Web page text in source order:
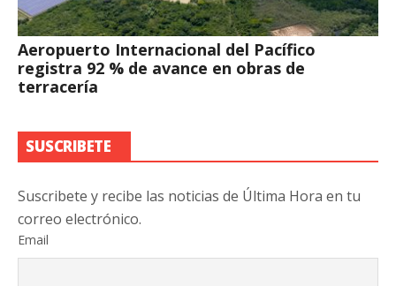
Aeropuerto Internacional del Pacífico
registra 92 % de avance en obras de
terracería
SUSCRIBETE
Suscribete y recibe las noticias de Última Hora en tu
correo electrónico.
Email